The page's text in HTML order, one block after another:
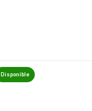
Disponible